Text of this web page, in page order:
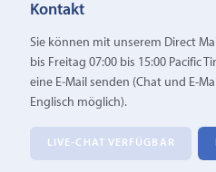
Kontakt
Sie können mit unserem Direct
bis Freitag 07:00 bis 15:00 Pacific
eine E‑Mail senden (Chat und E-
Englisch möglich).
LIVE-CHAT VERFÜGBAR